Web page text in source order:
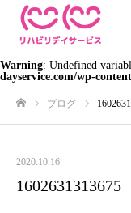
Warning: Undefined
dayservice.com/wp-
ブログ
2020.10.16
1602631313675